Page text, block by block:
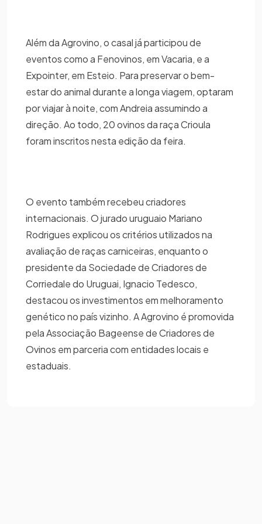
Além da Agrovino, o casal já participou de
eventos como a Fenovinos, em Vacaria, e a
Expointer, em Esteio. Para preservar o bem-
estar do animal durante a longa viagem, optaram
por viajar à noite, com Andreia assumindo a
direção. Ao todo, 20 ovinos da raça Crioula
foram inscritos nesta edição da feira.
O evento também recebeu criadores
internacionais. O jurado uruguaio Mariano
Rodrigues explicou os critérios utilizados na
avaliação de raças carniceiras, enquanto o
presidente da Sociedade de Criadores de
Corriedale do Uruguai, Ignacio Tedesco,
destacou os investimentos em melhoramento
genético no país vizinho. A Agrovino é promovida
pela Associação Bageense de Criadores de
Ovinos em parceria com entidades locais e
estaduais.